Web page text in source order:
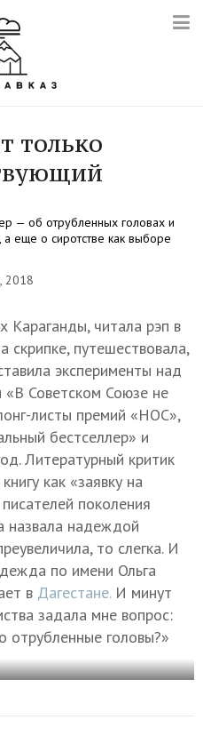
только
— об отрубленных головах и
а еще о сиротстве как выборе
2018
Караганды, читала рэп в
скрипке, путешествовала,
эксперименты над
Советском Союзе не
листы премий «НОС»,
бестселлер» и
Литературный критик
как «заявку на
поколения
назвала надеждой
то слегка. И
по имени Ольга
в Дагестане.И минут
задала мне вопрос:
отрубленные головы?»